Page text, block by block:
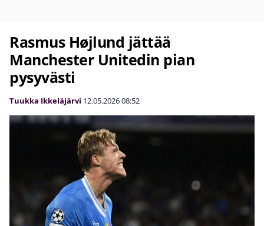
Rasmus Højlund jättää
Manchester Unitedin pian
pysyvästi
Tuukka Ikkeläjärvi 12.05.202608:52